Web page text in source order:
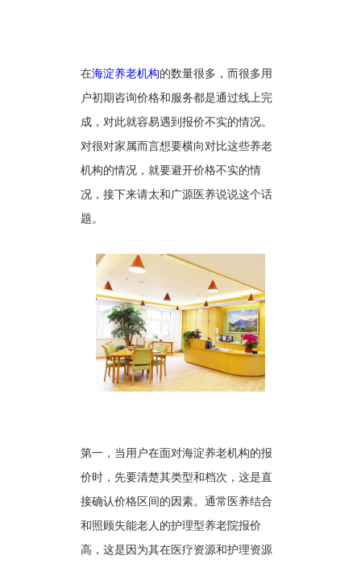
在海淀养老机构的数量很多，而很多用
户初期咨询价格和服务都是通过线上完
成，对此就容易遇到报价不实的情况。
对很对家属而言想要横向对比这些养老
机构的情况，就要避开价格不实的情
况，接下来请太和广源医养说说这个话
题。
第一，当用户在面对海淀养老机构的报
价时，先要清楚其类型和档次，这是直
接确认价格区间的因素。通常医养结合
和照顾失能老人的护理型养老院报价
高，这是因为其在医疗资源和护理资源